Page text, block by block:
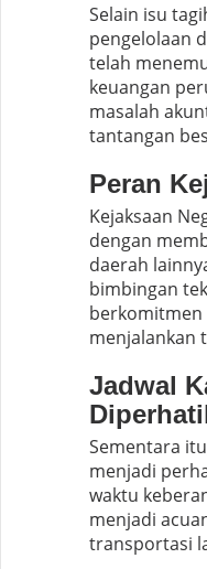
Selain isu
pengelolaan
telah
keuangan
masalah
tantangan
Peran
Kejaksaan
dengan
daerah
bimbingan
berkomitmen
menjalankan
Jadwal
Sementara
menjadi
waktu
menjadi
transportasi